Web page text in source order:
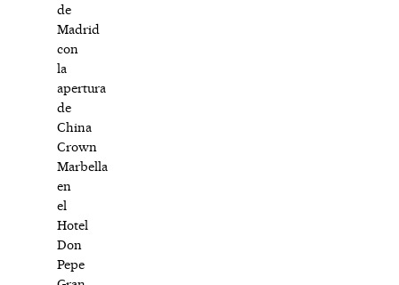
de
Madrid
con
la
apertura
de
China
Crown
Marbella
en
el
Hotel
Don
Pepe